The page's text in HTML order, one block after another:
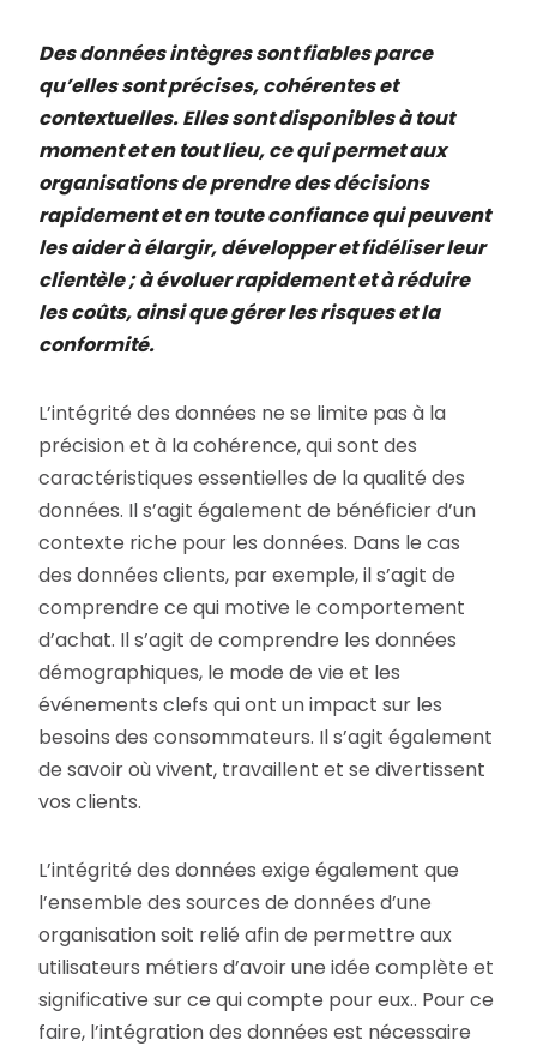
Des données intègres sont fiables parce
qu’elles sont précises, cohérentes et
contextuelles. Elles sont disponibles à tout
moment et en tout lieu, ce qui permet aux
organisations de prendre des décisions
rapidement et en toute confiance qui peuvent
les aider à élargir, développer et fidéliser leur
clientèle ; à évoluer rapidement et à réduire
les coûts, ainsi que gérer les risques et la
conformité.
L’intégrité des données ne se limite pas à la
précision et à la cohérence, qui sont des
caractéristiques essentielles de la qualité des
données. Il s’agit également de bénéficier d’un
contexte riche pour les données. Dans le cas
des données clients, par exemple, il s’agit de
comprendre ce qui motive le comportement
d’achat. Il s’agit de comprendre les données
démographiques, le mode de vie et les
événements clefs qui ont un impact sur les
besoins des consommateurs. Il s’agit également
de savoir où vivent, travaillent et se divertissent
vos clients.
L’intégrité des données exige également que
l’ensemble des sources de données d’une
organisation soit relié afin de permettre aux
utilisateurs métiers d’avoir une idée complète et
significative sur ce qui compte pour eux.. Pour ce
faire, l’intégration des données est nécessaire